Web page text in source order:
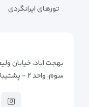
تورهای ایرانگردی
سوم، واحد ۲ - پشتیبانی ۲۴ ساعته ۰۹۳۳۲۸۰۰۵۰۲